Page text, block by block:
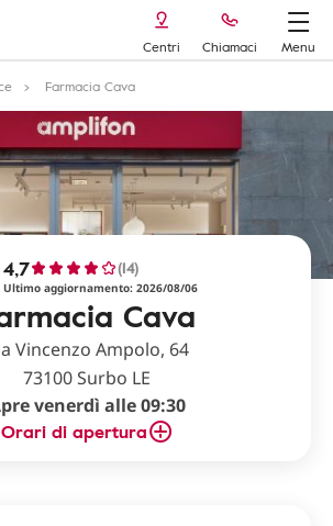
Centri Chiamaci
Menu
Farmacia Cava
Cava
4,7 (14)
Ultimo aggiornamento: 2026/08/06
Vincenzo Ampolo, 64
73100 Surbo LE
venerdì alle 09:30
Orari di apertura